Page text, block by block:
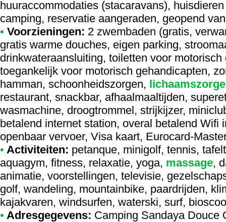
huuraccommodaties (stacaravans),
camping, reservatie aangeraden, geopend
• Voorzieningen: 2 zwembaden (gratis,
gratis warme douches, eigen parking,
drinkwateraansluiting, toiletten voor
toegankelijk voor motorisch gehandicapten,
hamman, schoonheidszorgen,
restaurant, snackbar, afhaalmaaltijden,
wasmachine, droogtrommel, strijkijzer,
betalend internet station, overal betalend Wifi
openbaar vervoer, Visa kaart, Eurocard-
• Activiteiten: petanque, minigolf, tennis,
aquagym, fitness, relaxatie, yoga, massage,
animatie, voorstellingen, televisie,
golf, wandeling, mountainbike, paardrijden,
kajakvaren, windsurfen, waterski, surf,
• Adresgegevens: Camping Sandaya Douce